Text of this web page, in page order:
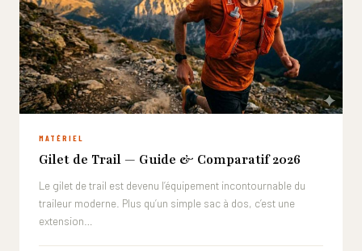
MATÉRIEL
Gilet de Trail — Guide & Comparatif 2026
Le gilet de trail est devenu l’équipement incontournable du
traileur moderne. Plus qu’un simple sac à dos, c’est une
extension…